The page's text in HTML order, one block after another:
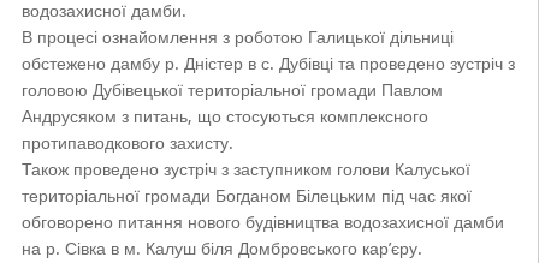
водозахисної дамби.
В процесі ознайомлення з роботою Галицької дільниці
обстежено дамбу р. Дністер в с. Дубівці та проведено зустріч з
головою Дубівецької територіальної громади Павлом
Андрусяком з питань, що стосуються комплексного
протипаводкового захисту.
Також проведено зустріч з заступником голови Калуської
територіальної громади Богданом Білецьким під час якої
обговорено питання нового будівництва водозахисної дамби
на р. Сівка в м. Калуш біля Домбровського кар’єру.